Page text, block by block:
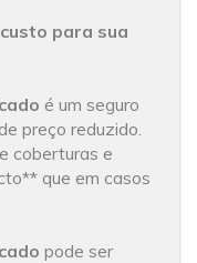
para sua
é um seguro
preço reduzido.
coberturas e
que em casos
pode ser